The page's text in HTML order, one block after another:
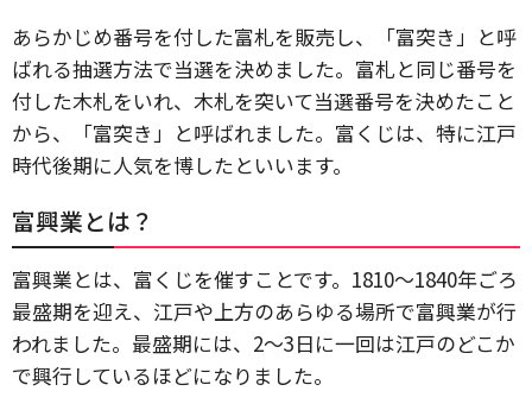
あらかじめ番号を付した富札を販売し、「富突き」と呼
ばれる抽選方法で当選を決めました。富札と同じ番号を
付した木札をいれ、木札を突いて当選番号を決めたこと
から、「富突き」と呼ばれました。富くじは、特に江戸
時代後期に人気を博したといいます。
富興業とは？
富興業とは、富くじを催すことです。1810～1840年ごろ
最盛期を迎え、江戸や上方のあらゆる場所で富興業が行
われました。最盛期には、2～3日に一回は江戸のどこか
で興行しているほどになりました。